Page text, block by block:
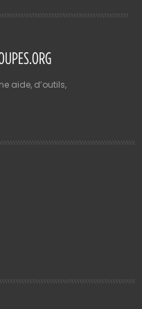
aide, d’outils,